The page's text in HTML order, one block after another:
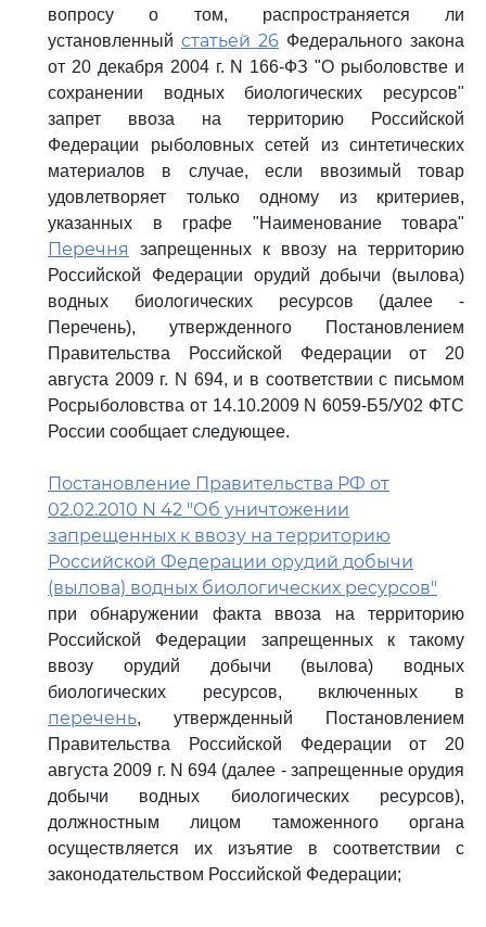
вопросу о том, распространяется ли
установленный статьей 26 Федерального закона
от 20 декабря 2004 г. N 166-ФЗ "О рыболовстве и
сохранении водных биологических ресурсов"
запрет ввоза на территорию Российской
Федерации рыболовных сетей из синтетических
материалов в случае, если ввозимый товар
удовлетворяет только одному из критериев,
указанных в графе "Наименование товара"
Перечня
запрещенных к ввозу на территорию
Российской Федерации орудий добычи (вылова)
водных биологических ресурсов (далее -
Перечень), утвержденного Постановлением
Правительства Российской Федерации от 20
августа 2009 г. N 694, и в соответствии с письмом
Росрыболовства от 14.10.2009 N 6059-Б5/У02 ФТС
России сообщает следующее.
Постановление Правительства РФ от
02.02.2010 N 42 "Об уничтожении
запрещенных к ввозу на территорию
Российской Федерации орудий добычи
(вылова) водных биологических ресурсов"
при обнаружении факта ввоза на территорию
Российской Федерации запрещенных к такому
ввозу орудий добычи (вылова) водных
биологических ресурсов, включенных в
перечень, утвержденный Постановлением
Правительства Российской Федерации от 20
августа 2009 г. N 694 (далее - запрещенные орудия
добычи водных биологических ресурсов),
должностным лицом таможенного органа
осуществляется их изъятие в соответствии с
законодательством Российской Федерации;